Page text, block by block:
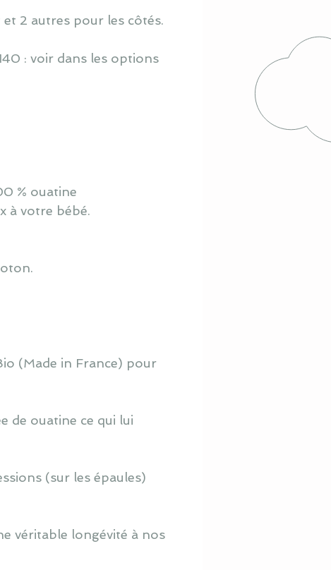
2 autres pour les côtés.
: voir dans les options
% ouatine
à votre bébé.
(Made in France) pour
de ouatine ce qui lui
(sur les épaules)
véritable longévité à nos